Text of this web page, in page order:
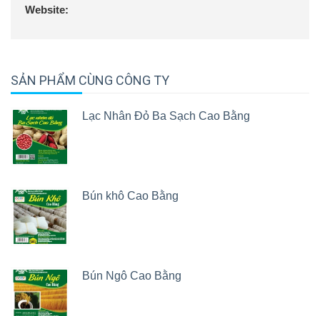
gói theo quy cách đơn đặt hàng.
Website:
SẢN PHẨM CÙNG CÔNG TY
Lạc Nhân Đỏ Ba Sạch Cao Bằng
Bún khô Cao Bằng
Bún Ngô Cao Bằng